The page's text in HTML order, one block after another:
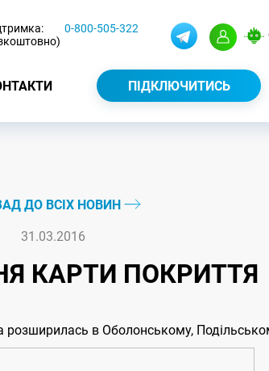
0-800-505-322
ПІДКЛЮЧИТИСЬ
ДО ВСІХ НОВИН
31.03.2016
КАРТИ ПОКРИТТЯ
в Оболонському,